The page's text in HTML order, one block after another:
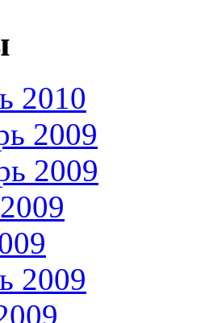
2010
2009
2009
2009